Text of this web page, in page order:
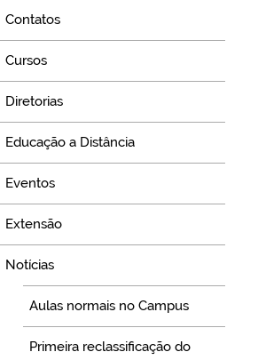
Contatos
Cursos
Diretorias
Educação a Distância
Eventos
Extensão
Notícias
Aulas normais no Campus
Primeira reclassificação do